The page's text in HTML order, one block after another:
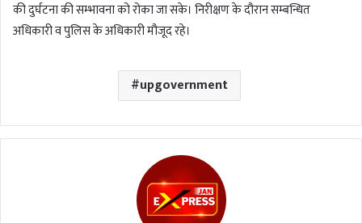
की दुर्घटना की सम्भावना को रोका जा सके। निरीक्षण के दौरान सम्बन्धित
अधिकारी व पुलिस के अधिकारी मौजूद रहे।
upgovernment